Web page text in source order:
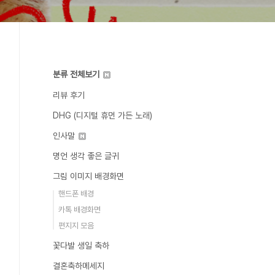
분류 전체보기
리뷰 후기
DHG (디지털 휴먼 가든 노래)
인사말
명언 생각 좋은 글귀
그림 이미지 배경화면
핸드폰 배경
카톡 배경화면
편지지 모음
꽃다발 생일 축하
결혼축하메세지